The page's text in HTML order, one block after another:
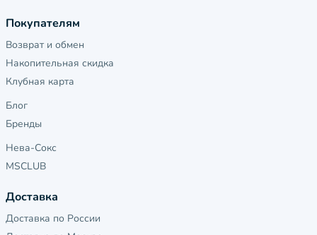
Покупателям
Возврат и обмен
Накопительная скидка
Клубная карта
Блог
Бренды
Нева-Сокс
MSCLUB
Доставка
Доставка по России